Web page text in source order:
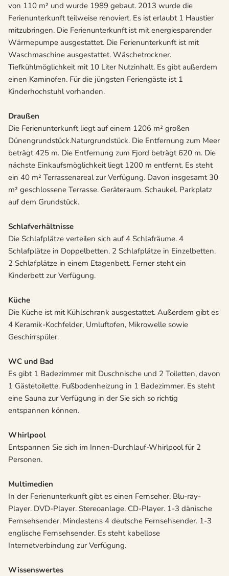
von 110 m² und wurde 1989 gebaut. 2013 wurde die
Ferienunterkunft teilweise renoviert. Es ist erlaubt 1 Haustier
mitzubringen. Die Ferienunterkunft ist mit energiesparender
Wärmepumpe ausgestattet. Die Ferienunterkunft ist mit
Waschmaschine ausgestattet. Wäschetrockner.
Tiefkühlmöglichkeit mit 10 Liter Nutzinhalt. Es gibt außerdem
einen Kaminofen. Für die jüngsten Feriengäste ist 1
Kinderhochstuhl vorhanden.
Draußen
Die Ferienunterkunft liegt auf einem 1206 m² großen
Dünengrundstück.Naturgrundstück. Die Entfernung zum Meer
beträgt 425 m. Die Entfernung zum Fjord beträgt 620 m. Die
nächste Einkaufsmöglichkeit liegt 1200 m entfernt. Es steht
ein 40 m² Terrassenareal zur Verfügung. Davon insgesamt 30
m² geschlossene Terrasse. Geräteraum. Schaukel. Parkplatz
auf dem Grundstück.
Schlafverhältnisse
Die Schlafplätze verteilen sich auf 4 Schlafräume. 4
Schlafplätze in Doppelbetten. 2 Schlafplätze in Einzelbetten.
2 Schlafplätze in einem Etagenbett. Ferner steht ein
Kinderbett zur Verfügung.
Küche
Die Küche ist mit Kühlschrank ausgestattet. Außerdem gibt es
4 Keramik-Kochfelder, Umluftofen, Mikrowelle sowie
Geschirrspüler.
WC und Bad
Es gibt 1 Badezimmer mit Duschnische und 2 Toiletten, davon
1 Gästetoilette. Fußbodenheizung in 1 Badezimmer. Es steht
eine Sauna zur Verfügung in der Sie sich so richtig
entspannen können.
Whirlpool
Entspannen Sie sich im Innen-Durchlauf-Whirlpool für 2
Personen.
Multimedien
In der Ferienunterkunft gibt es einen Fernseher. Blu-ray-
Player. DVD-Player. Stereoanlage. CD-Player. 1-3 dänische
Fernsehsender. Mindestens 4 deutsche Fernsehsender. 1-3
englische Fernsehsender. Es steht kabellose
Internetverbindung zur Verfügung.
Wissenswertes